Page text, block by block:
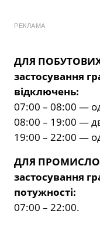
РЕКЛАМА
ДЛЯ
застосування
відключень:
07:00 – 08:00 —
08:00 – 19:00 —
19:00 – 22:00 —
ДЛЯ
застосування
потужності:
07:00 – 22:00.